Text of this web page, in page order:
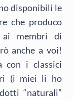
disponibili le
che produco
ai membri di
anche a voi!
con i classici
(i miei li ho
“naturali”